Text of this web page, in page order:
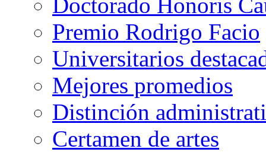
Premio Rodrigo Facio
Universitarios
Mejores promedios
Distinción
Certamen de artes